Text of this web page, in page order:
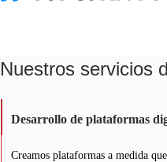
Nuestros servicios
Desarrollo de plataformas
Creamos plataformas a medida